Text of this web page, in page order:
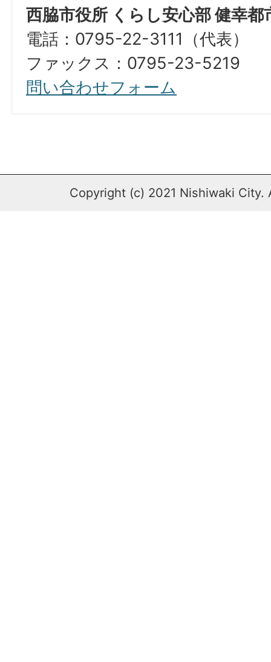
西脇市役所 くらし安心部 健幸都
電話：0795-22-3111（代表）
​​​​​​​ファックス：0795-23-5219
問い合わせフォーム
Copyright (c) 2021 Nishiwaki City.